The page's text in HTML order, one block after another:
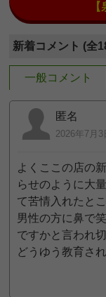
新着コメント (全
一般コメント
匿名
2026年7月3
よくここの店の
らせのように大
て苦情入れたと
男性の方に鼻で
ですかと言われ
どうゆう教育さ